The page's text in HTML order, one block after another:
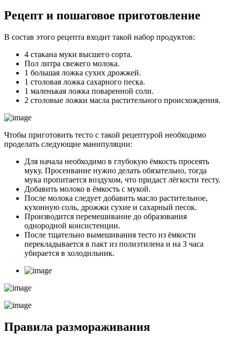
Рецепт и пошаговое приготовление
В состав этого рецепта входит такой набор продуктов:
4 стакана муки высшего сорта.
Пол литра свежего молока.
1 большая ложка сухих дрожжей.
1 столовая ложка сахарного песка.
1 маленькая ложка поваренной соли.
2 столовые ложки масла растительного происхождения.
Чтобы приготовить тесто с такой рецептурой необходимо
проделать следующие манипуляции:
Для начала необходимо в глубокую ёмкость просеять
муку. Просеивание нужно делать обязательно, тогда
мука пропитается воздухом, что придаст лёгкости тесту.
Добавить молоко в ёмкость с мукой.
После молока следует добавить масло растительное,
кухонную соль, дрожжи сухие и сахарный песок.
Производится перемешивание до образования
однородной консистенции.
После тщательно вымешивания тесто из ёмкости
перекладывается в пакт из полиэтилена и на 3 часа
убирается в холодильник.
Правила размораживания